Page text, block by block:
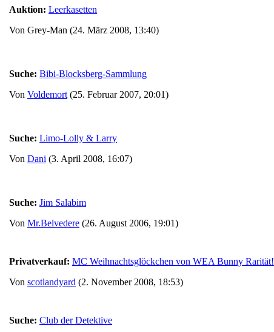
Auktion: Leerkasetten
Von Grey-Man (24. März 2008, 13:40)
Suche: Bibi-Blocksberg-Sammlung
Von Voldemort (25. Februar 2007, 20:01)
Suche: Limo-Lolly & Larry
Von Dani (3. April 2008, 16:07)
Suche: Jim Salabim
Von Mr.Belvedere (26. August 2006, 19:01)
Privatverkauf: MC Weihnachtsglöckchen von WEA Bunny Rarität!
Von scotlandyard (2. November 2008, 18:53)
Suche: Club der Detektive